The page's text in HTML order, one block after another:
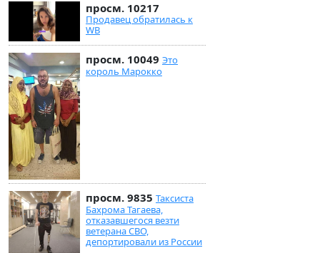
просм. 10217
Продавец обратилась к
WB
просм. 10049 Это
король Марокко
просм. 9835 Таксиста
Бахрома Тагаева,
отказавшегося везти
ветерана СВО,
депортировали из России